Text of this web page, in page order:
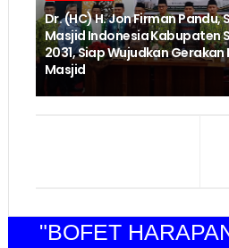
Dr. (HC) H. Jon Firman Pandu,
Masjid Indonesia Kabupaten
2031, Siap Wujudkan
Masjid
"BOFET